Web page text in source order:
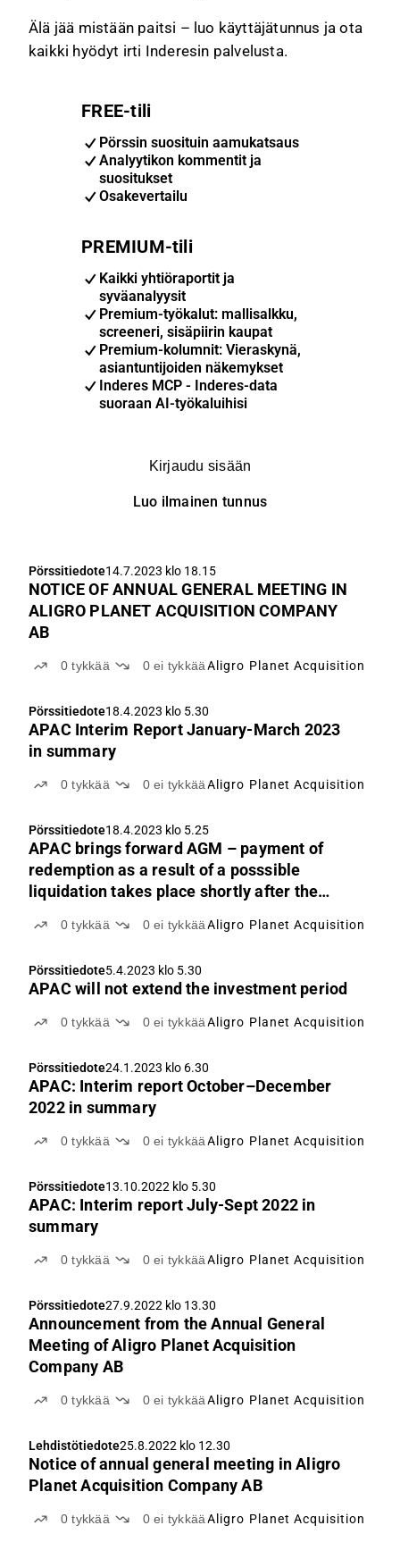
Älä jää mistään paitsi – luo käyttäjätunnus ja ota
kaikki hyödyt irti Inderesin palvelusta.
FREE-tili
Pörssin suosituin aamukatsaus
Analyytikon kommentit ja
suositukset
Osakevertailu
PREMIUM-tili
Kaikki yhtiöraportit ja
syväanalyysit
Premium-työkalut: mallisalkku,
screeneri, sisäpiirin kaupat
Premium-kolumnit: Vieraskynä,
asiantuntijoiden näkemykset
Inderes MCP - Inderes-data
suoraan AI-työkaluihisi
Kirjaudu sisään
Luo ilmainen tunnus
Pörssitiedote14.7.2023 klo 18.15
NOTICE OF ANNUAL GENERAL MEETING IN
ALIGRO PLANET ACQUISITION COMPANY
AB
0tykkää 0ei tykkääAligro Planet Acquisition
Pörssitiedote18.4.2023 klo 5.30
APAC Interim Report January-March 2023
in summary
0tykkää 0ei tykkääAligro Planet Acquisition
Pörssitiedote18.4.2023 klo 5.25
APAC brings forward AGM – payment of
redemption as a result of a posssible
liquidation takes place shortly after the
0tykkää 0ei tykkääAligro Planet Acquisition
Pörssitiedote5.4.2023 klo 5.30
APAC will not extend the investment period
0tykkää 0ei tykkääAligro Planet Acquisition
Pörssitiedote24.1.2023 klo 6.30
APAC: Interim report October–December
2022 in summary
0tykkää 0ei tykkääAligro Planet Acquisition
Pörssitiedote13.10.2022 klo 5.30
APAC: Interim report July-Sept 2022 in
summary
0tykkää 0ei tykkääAligro Planet Acquisition
Pörssitiedote27.9.2022 klo 13.30
Announcement from the Annual General
Meeting of Aligro Planet Acquisition
Company AB
0tykkää 0ei tykkääAligro Planet Acquisition
Lehdistötiedote25.8.2022 klo 12.30
Notice of annual general meeting in Aligro
Planet Acquisition Company AB
0tykkää 0ei tykkääAligro Planet Acquisition